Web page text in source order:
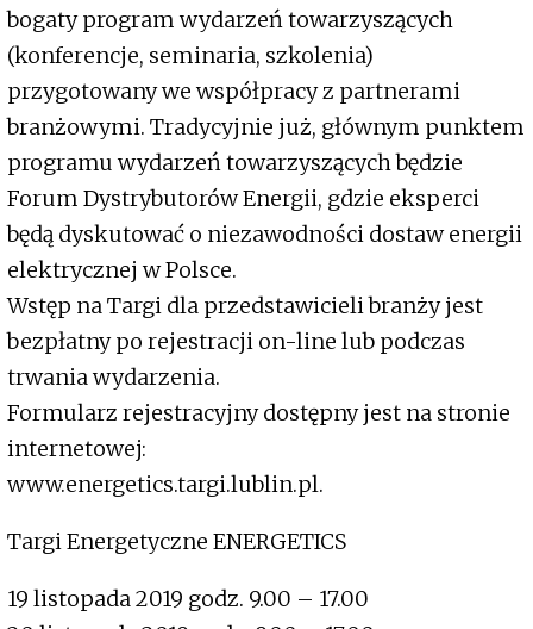
bogaty program wydarzeń towarzyszących
(konferencje, seminaria, szkolenia)
przygotowany we współpracy z partnerami
branżowymi. Tradycyjnie już, głównym punktem
programu wydarzeń towarzyszących będzie
Forum Dystrybutorów Energii, gdzie eksperci
będą dyskutować o niezawodności dostaw energii
elektrycznej w Polsce.
Wstęp na Targi dla przedstawicieli branży jest
bezpłatny po rejestracji on-line lub podczas
trwania wydarzenia.
Formularz rejestracyjny dostępny jest na stronie
internetowej:
www.energetics.targi.lublin.pl.
Targi Energetyczne ENERGETICS
19 listopada 2019 godz. 9.00 – 17.00